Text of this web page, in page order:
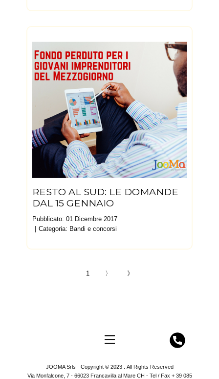
RESTO AL SUD: LE DOMANDE
DAL 15 GENNAIO
Pubblicato: 01 Dicembre 2017
Categoria: Bandi e concorsi
1 〉 》
JOOMA Srls - Copyright © 2023 . All Rights Reserved
Via Monfalcone, 7 - 66023 Francavilla al Mare CH - Tel / Fax + 39 085